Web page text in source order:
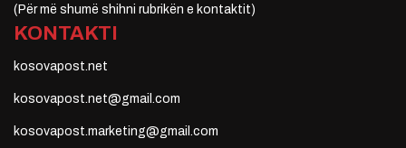
(Për më shumë shihni rubrikën e kontaktit)
KONTAKTI
kosovapost.net
kosovapost.net@gmail.com
kosovapost.marketing@gmail.com